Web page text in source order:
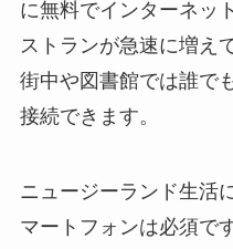
に無料でインターネッ
ストランが急速に増え
街中や図書館では誰で
接続できます。
ニュージーランド生活
マートフォンは必須で